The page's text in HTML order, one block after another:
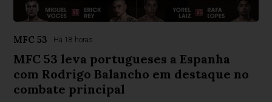
MFC 53 Há 18 horas
MFC 53 leva portugueses a Espanha
com Rodrigo Balancho em destaque no
combate principal